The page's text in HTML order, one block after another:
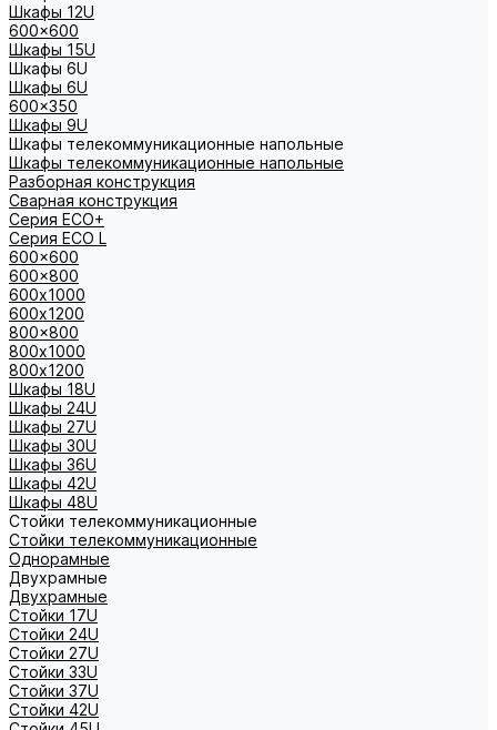
Шкафы 12U
600x600
Шкафы 15U
Шкафы 6U
Шкафы 6U
600x350
Шкафы 9U
Шкафы телекоммуникационные напольные
Шкафы телекоммуникационные напольные
Разборная конструкция
Сварная конструкция
Серия ECO+
Серия ECO L
600x600
600x800
600х1000
600х1200
800x800
800х1000
800х1200
Шкафы 18U
Шкафы 24U
Шкафы 27U
Шкафы 30U
Шкафы 36U
Шкафы 42U
Шкафы 48U
Стойки телекоммуникационные
Стойки телекоммуникационные
Однорамные
Двухрамные
Двухрамные
Стойки 17U
Стойки 24U
Стойки 27U
Стойки 33U
Стойки 37U
Стойки 42U